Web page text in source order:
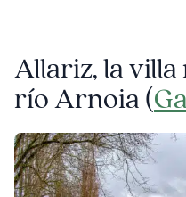
Allariz, la villa
río Arnoia (